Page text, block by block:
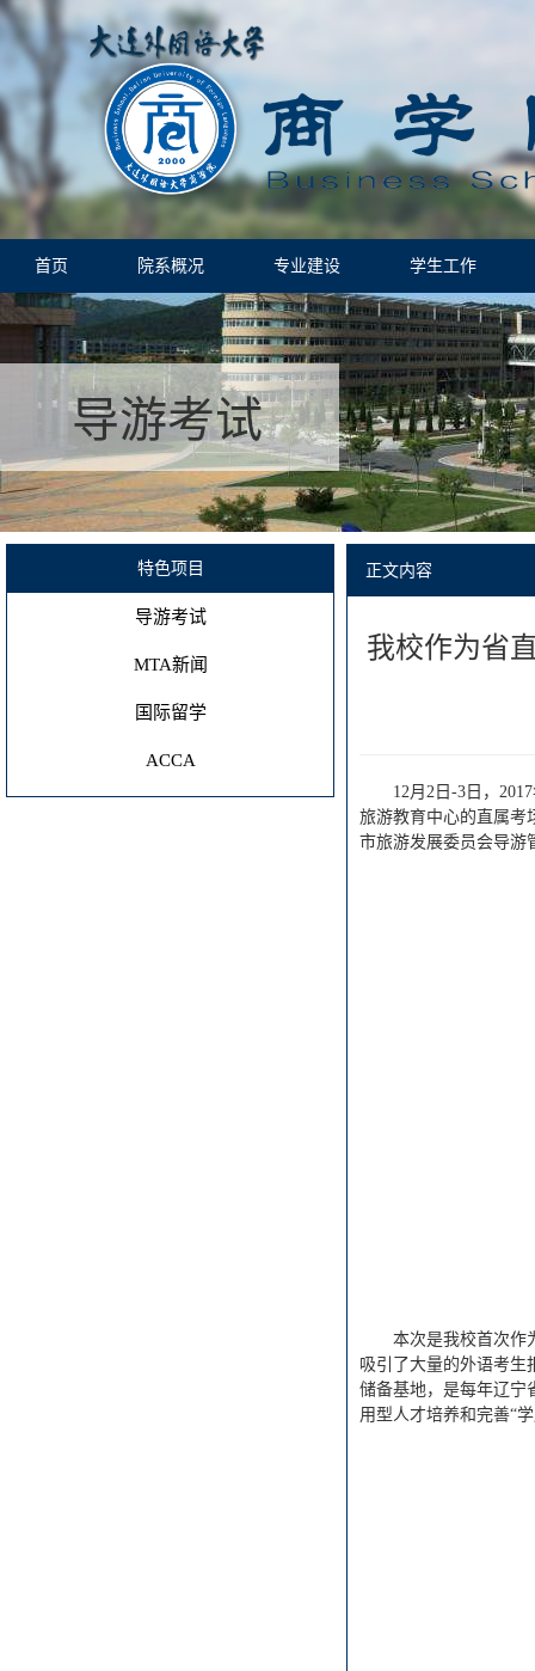
首页 院系概况 专业建设 学生工作
导游考试
特色项目
导游考试
MTA新闻
国际留学
ACCA
正文内容
我校作为省
12月2日-3日，
旅游教育中心的直属考
市旅游发展委员会导游
本次是我校首次作
吸引了大量的外语考生
储备基地，是每年辽宁
用型人才培养和完善“